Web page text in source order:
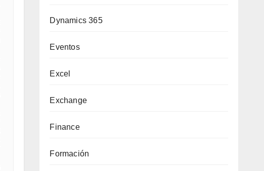
Dynamics 365
Eventos
Excel
Exchange
Finance
Formación